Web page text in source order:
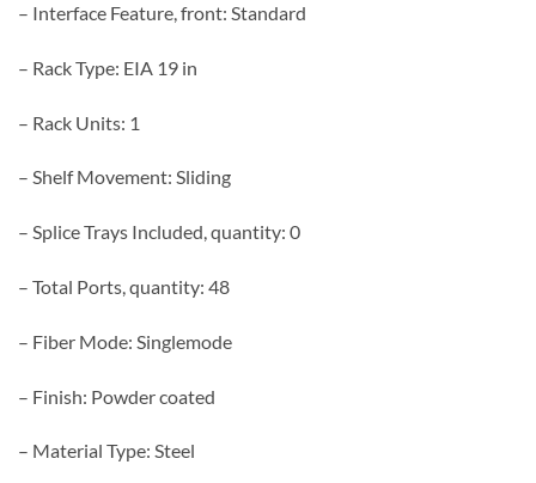
– Interface Feature, front: Standard
– Rack Type: EIA 19 in
– Rack Units: 1
– Shelf Movement: Sliding
– Splice Trays Included, quantity: 0
– Total Ports, quantity: 48
– Fiber Mode: Singlemode
– Finish: Powder coated
– Material Type: Steel